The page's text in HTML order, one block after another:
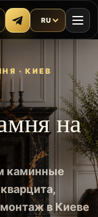
RU
· КИЕВ
на
каминные
в Киеве